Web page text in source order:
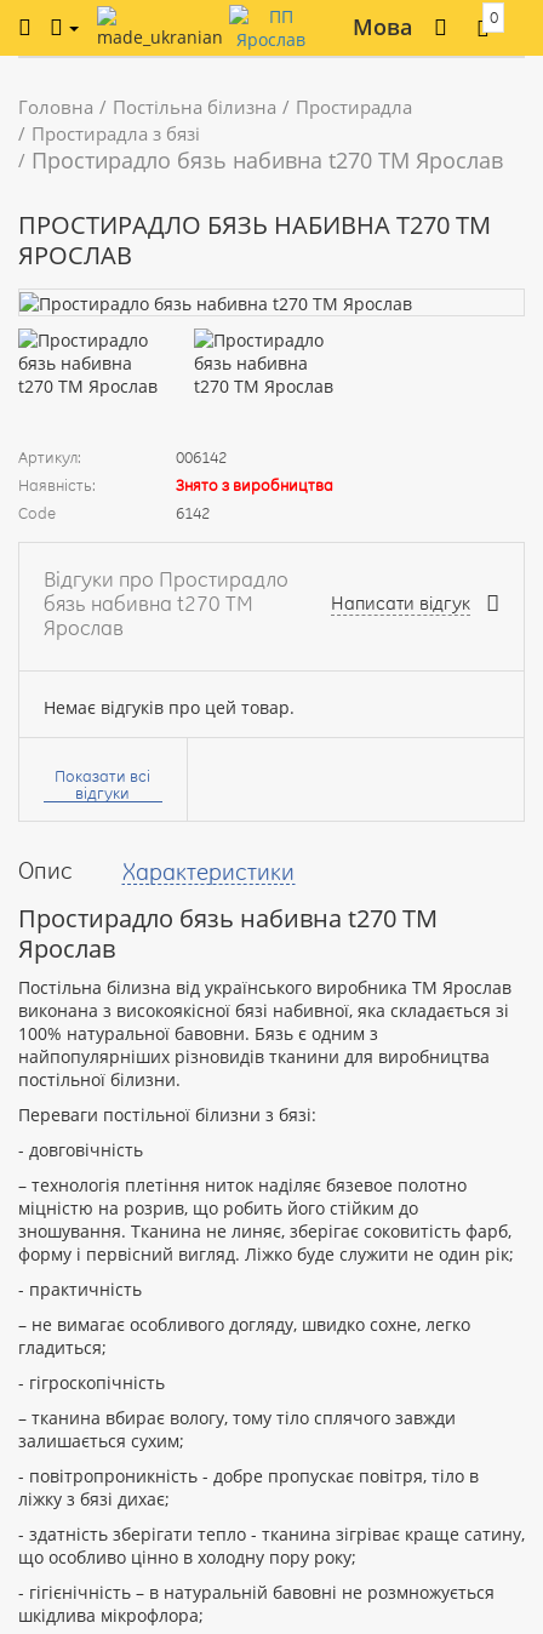
Мова 0
Головна Постільна білизна
Простирадла
Простирадла з бязі
Простирадло бязь набивна t270 ТМ Ярослав
Опис Характеристики
Простирадло бязь набивна t270 ТМ
Ярослав
Постільна білизна від українського виробника ТМ Ярослав
виконана з високоякісної бязі набивної, яка складається зі
100% натуральної бавовни. Бязь є одним з
найпопулярніших різновидів тканини для виробництва
постільної білизни.
Переваги постільної білизни з бязі:
- довговічність
– технологія плетіння ниток наділяє бязевое полотно
міцністю на розрив, що робить його стійким до
зношування. Тканина не линяє, зберігає соковитість фарб,
форму і первісний вигляд. Ліжко буде служити не один рік;
- практичність
– не вимагає особливого догляду, швидко сохне, легко
гладиться;
- гігроскопічність
– тканина вбирає вологу, тому тіло сплячого завжди
залишається сухим;
- повітропроникність - добре пропускає повітря, тіло в
ліжку з бязі дихає;
- здатність зберігати тепло - тканина зігріває краще сатину,
що особливо цінно в холодну пору року;
- гігієнічність – в натуральній бавовні не розмножується
шкідлива мікрофлора;
ПРОСТИРАДЛО БЯЗЬ НАБИВНА T270 ТМ
ЯРОСЛАВ
Артикул:
006142
Наявність:
Знято з виробництва
Code
6142
Відгуки про Простирадло
бязь набивна t270 ТМ
Ярослав
Написати відгук
Немає відгуків про цей товар.
Ваше
Ваш
Рейтинг:
ПРОДОВЖИТИ
Показати всі
відгуки